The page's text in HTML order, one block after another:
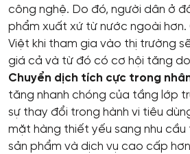
công nghệ. Do đó, người dân ở
phẩm xuất xứ từ nước ngoài
Việt khi tham gia vào thị trường
giá cả và từ đó có cơ hội tăng
Chuyển dịch tích cực trong
tăng nhanh chóng của tầng lớp
sự thay đổi trong hành vi tiêu
mặt hàng thiết yếu sang nhu cầu
sản phẩm và dịch vụ cao cấp